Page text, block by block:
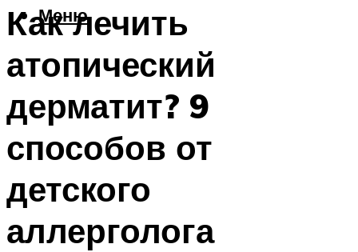
Меню
Как лечить
атопический
дерматит? 9
способов от
детского
аллерголога